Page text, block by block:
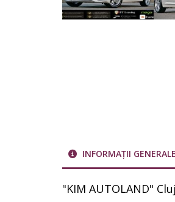
INFORMAȚII GENERALE
"KIM AUTOLAND"